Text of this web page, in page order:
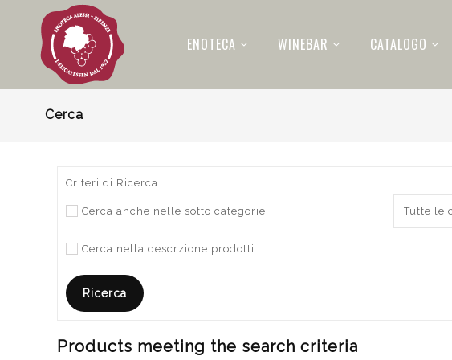
ENOTECA WINEBAR CATALOGO
Cerca
Criteri di Ricerca
Cerca anche nelle sotto categorie
Cerca nella descrzione prodotti
Products meeting the search criteria